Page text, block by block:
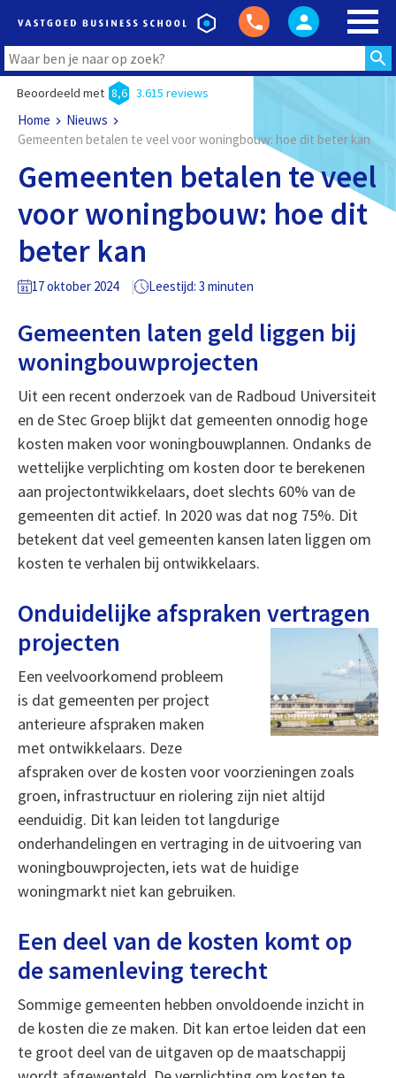
Beoordeeld met 8,6 3.615 reviews
Home
Nieuws
Gemeenten betalen te veel voor woningbouw: hoe dit beter kan
Gemeenten betalen te veel
voor woningbouw: hoe dit
beter kan
17 oktober 2024 Leestijd: 3 minuten
Gemeenten laten geld liggen bij
woningbouwprojecten
Uit een recent onderzoek van de Radboud Universiteit
en de Stec Groep blijkt dat gemeenten onnodig hoge
kosten maken voor woningbouwplannen. Ondanks de
wettelijke verplichting om kosten door te berekenen
aan projectontwikkelaars, doet slechts 60% van de
gemeenten dit actief. In 2020 was dat nog 75%. Dit
betekent dat veel gemeenten kansen laten liggen om
kosten te verhalen bij ontwikkelaars.
Onduidelijke afspraken vertragen
projecten
Een veelvoorkomend probleem
is dat gemeenten per project
anterieure afspraken maken
met ontwikkelaars. Deze
afspraken over de kosten voor voorzieningen zoals
groen, infrastructuur en riolering zijn niet altijd
eenduidig. Dit kan leiden tot langdurige
onderhandelingen en vertraging in de uitvoering van
woningbouwprojecten, iets wat de huidige
woningmarkt niet kan gebruiken.
Een deel van de kosten komt op
de samenleving terecht
Sommige gemeenten hebben onvoldoende inzicht in
de kosten die ze maken. Dit kan ertoe leiden dat een
te groot deel van de uitgaven op de maatschappij